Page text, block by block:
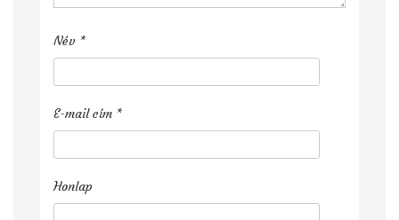
Név *
E-mail cím *
Honlap